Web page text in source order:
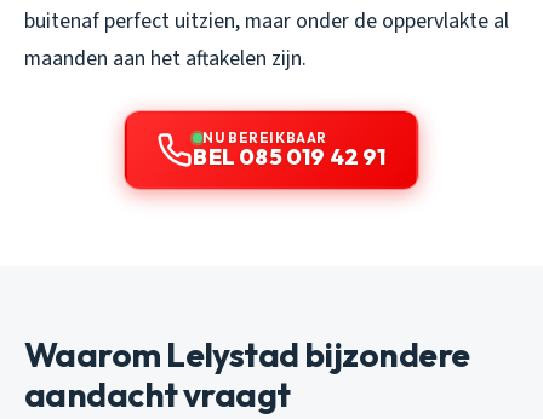
buitenaf perfect uitzien, maar onder de oppervlakte al
maanden aan het aftakelen zijn.
NU BEREIKBAAR
BEL 085 019 42 91
Waarom Lelystad bijzondere
aandacht vraagt